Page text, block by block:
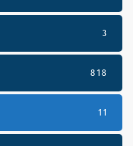
3
818
11